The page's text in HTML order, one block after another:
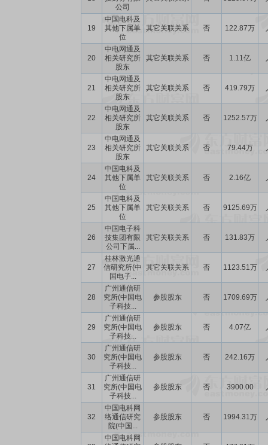
公司
19
中国电科及
其他下属单
位
其它关联关系 否 122.87万
20
中电网通及
相关研究所
股东
其它关联关系 否 1.11亿
21
中电网通及
相关研究所
股东
其它关联关系 否 419.79万
22
中电网通及
相关研究所
股东
其它关联关系 否 1252.57万
23
中电网通及
相关研究所
股东
其它关联关系 否 79.44万
24
中国电科及
其他下属单
位
其它关联关系 否 2.16亿
25
中国电科及
其他下属单
位
其它关联关系 否 9125.69万
26
中国电子科
技集团有限
公司下属...
其它关联关系 否 131.83万
27
桂林激光通
信研究所(中
国电子...
其它关联关系 否 1123.51万
28
广州通信研
究所(中国电
子科技...
参股股东 否 1709.69万
29
广州通信研
究所(中国电
子科技...
参股股东 否 4.07亿
30
广州通信研
究所(中国电
子科技...
参股股东 否 242.16万
31
广州通信研
究所(中国电
子科技...
参股股东 否 3900.00
32
中国电科网
络通信研究
院(中国...
参股股东 否 1994.31万
中国电科网